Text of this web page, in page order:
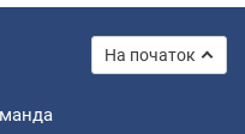
На початок